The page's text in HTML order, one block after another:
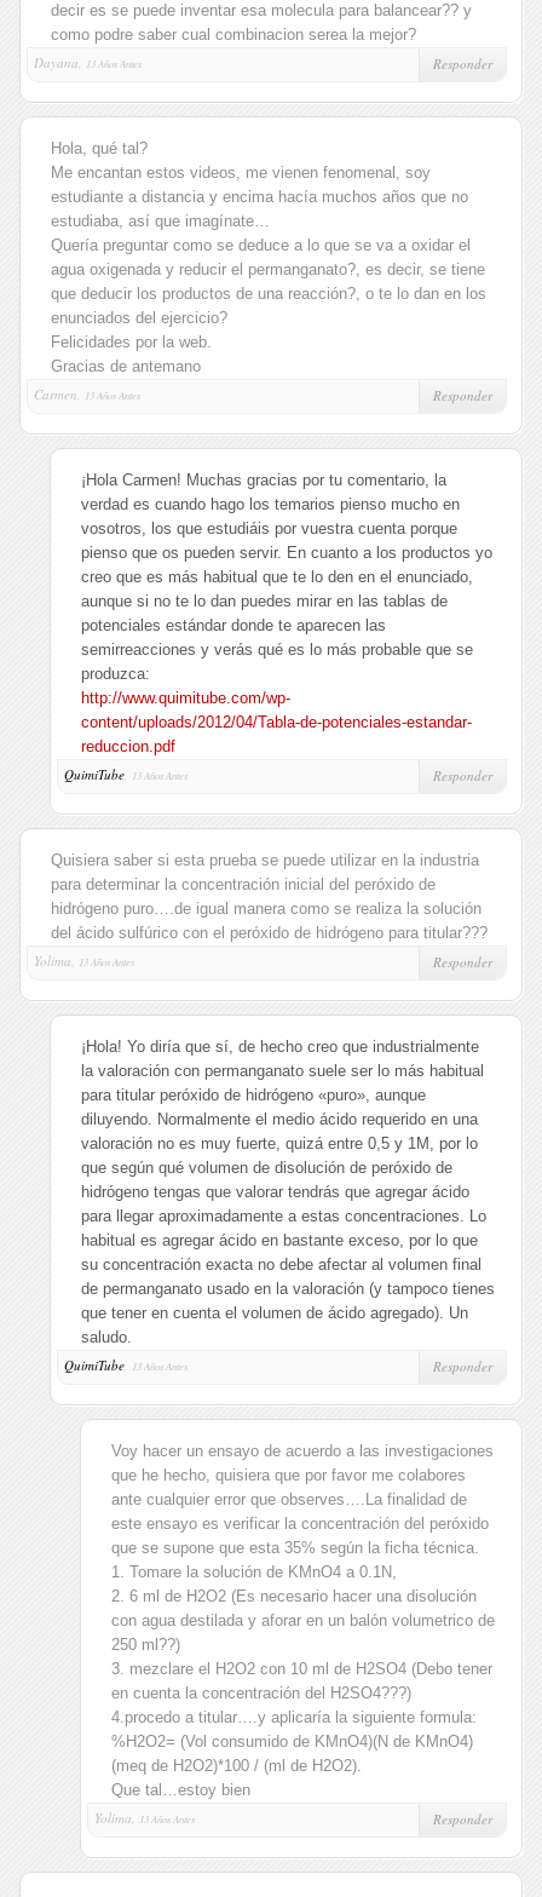
decir es se puede inventar esa molecula para balancear?? y
como podre saber cual combinacion serea la mejor?
Dayana,
13 Años Antes Responder
Hola, qué tal?
Me encantan estos videos, me vienen fenomenal, soy
estudiante a distancia y encima hacía muchos años que no
estudiaba, así que imagínate…
Quería preguntar como se deduce a lo que se va a oxidar el
agua oxigenada y reducir el permanganato?, es decir, se tiene
que deducir los productos de una reacción?, o te lo dan en los
enunciados del ejercicio?
Felicidades por la web.
Gracias de antemano
Carmen,
13 Años Antes Responder
¡Hola Carmen! Muchas gracias por tu comentario, la
verdad es cuando hago los temarios pienso mucho en
vosotros, los que estudiáis por vuestra cuenta porque
pienso que os pueden servir. En cuanto a los productos yo
creo que es más habitual que te lo den en el enunciado,
aunque si no te lo dan puedes mirar en las tablas de
potenciales estándar donde te aparecen las
semirreacciones y verás qué es lo más probable que se
produzca:
http://www.quimitube.com/wp-
content/uploads/2012/04/Tabla-de-potenciales-estandar-
reduccion.pdf
QuimiTube, 13 Años Antes Responder
Quisiera saber si esta prueba se puede utilizar en la industria
para determinar la concentración inicial del peróxido de
hidrógeno puro….de igual manera como se realiza la solución
del ácido sulfúrico con el peróxido de hidrógeno para titular???
Yolima,
13 Años Antes Responder
¡Hola! Yo diría que sí, de hecho creo que industrialmente
la valoración con permanganato suele ser lo más habitual
para titular peróxido de hidrógeno «puro», aunque
diluyendo. Normalmente el medio ácido requerido en una
valoración no es muy fuerte, quizá entre 0,5 y 1M, por lo
que según qué volumen de disolución de peróxido de
hidrógeno tengas que valorar tendrás que agregar ácido
para llegar aproximadamente a estas concentraciones. Lo
habitual es agregar ácido en bastante exceso, por lo que
su concentración exacta no debe afectar al volumen final
de permanganato usado en la valoración (y tampoco tienes
que tener en cuenta el volumen de ácido agregado). Un
saludo.
QuimiTube, 13 Años Antes Responder
Voy hacer un ensayo de acuerdo a las investigaciones
que he hecho, quisiera que por favor me colabores
ante cualquier error que observes….La finalidad de
este ensayo es verificar la concentración del peróxido
que se supone que esta 35% según la ficha técnica.
1. Tomare la solución de KMnO4 a 0.1N,
2. 6 ml de H2O2 (Es necesario hacer una disolución
con agua destilada y aforar en un balón volumetrico de
250 ml??)
3. mezclare el H2O2 con 10 ml de H2SO4 (Debo tener
en cuenta la concentración del H2SO4???)
4.procedo a titular….y aplicaría la siguiente formula:
%H2O2= (Vol consumido de KMnO4)(N de KMnO4)
(meq de H2O2)*100 / (ml de H2O2).
Que tal…estoy bien
Yolima,
13 Años Antes Responder